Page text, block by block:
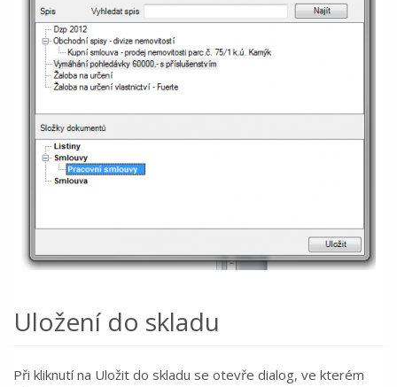
Uložení do skladu
Při kliknutí na Uložit do skladu se otevře dialog, ve kterém